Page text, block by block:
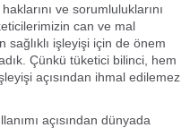
ve sorumluluklarını
can ve mal
sağlıklı işleyişi için de önem
Çünkü tüketici bilinci, hem
açısından ihmal edilemez
açısından dünyada